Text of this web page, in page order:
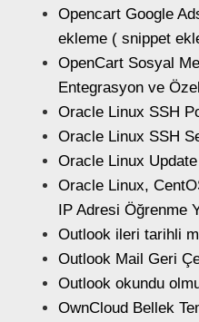
Opencart Google
ekleme ( snippet
OpenCart Sosyal
Entegrasyon ve
Oracle Linux SSH
Oracle Linux SSH
Oracle Linux
Oracle Linux,
IP Adresi Öğrenme
Outlook ileri tarihli
Outlook Mail Geri
Outlook okundu
OwnCloud Bellek